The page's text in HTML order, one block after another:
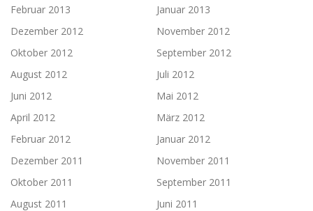
Februar 2013
Januar 2013
Dezember 2012
November 2012
Oktober 2012
September 2012
August 2012
Juli 2012
Juni 2012
Mai 2012
April 2012
März 2012
Februar 2012
Januar 2012
Dezember 2011
November 2011
Oktober 2011
September 2011
August 2011
Juni 2011